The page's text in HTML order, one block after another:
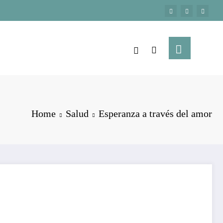
Home Salud Esperanza a través del amor